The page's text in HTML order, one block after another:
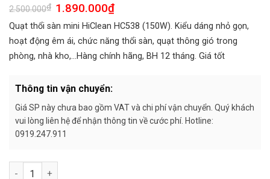
2.500.000₫ Giá
gốc
là:
2.500.000₫.
1.890.000₫Giá
tại
là:
1.890.000₫.
Quạt thổi sàn mini HiClean HC538 (150W). Kiểu dáng nhỏ gọn,
hoạt động êm ái, chức năng thổi sàn, quạt thông gió trong
phòng, nhà kho,…Hàng chính hãng, BH 12 tháng. Giá tốt
Thông tin vận chuyển:
Giá SP này chưa bao gồm VAT và chi phí vận chuyển. Quý khách
vui lòng liên hệ để nhận thông tin về cước phí. Hotline:
0919.247.911
Số lượng